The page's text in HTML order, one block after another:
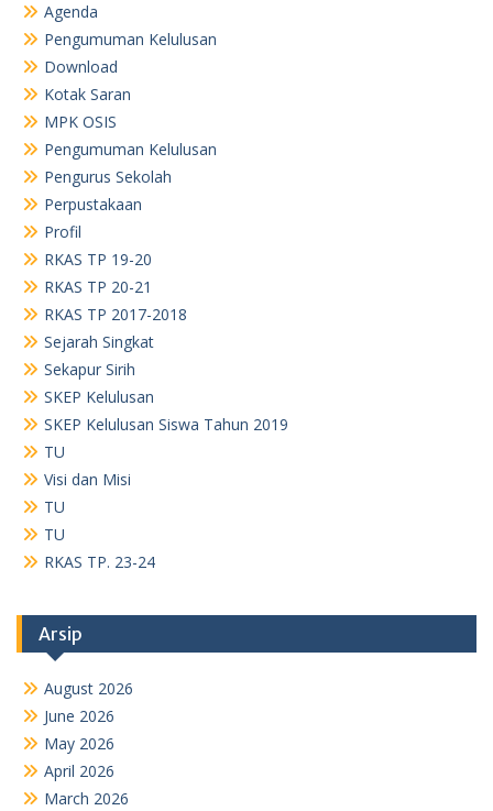
Agenda
Pengumuman Kelulusan
Download
Kotak Saran
MPK OSIS
Pengumuman Kelulusan
Pengurus Sekolah
Perpustakaan
Profil
RKAS TP 19-20
RKAS TP 20-21
RKAS TP 2017-2018
Sejarah Singkat
Sekapur Sirih
SKEP Kelulusan
SKEP Kelulusan Siswa Tahun 2019
TU
Visi dan Misi
TU
TU
RKAS TP. 23-24
Arsip
August 2026
June 2026
May 2026
April 2026
March 2026